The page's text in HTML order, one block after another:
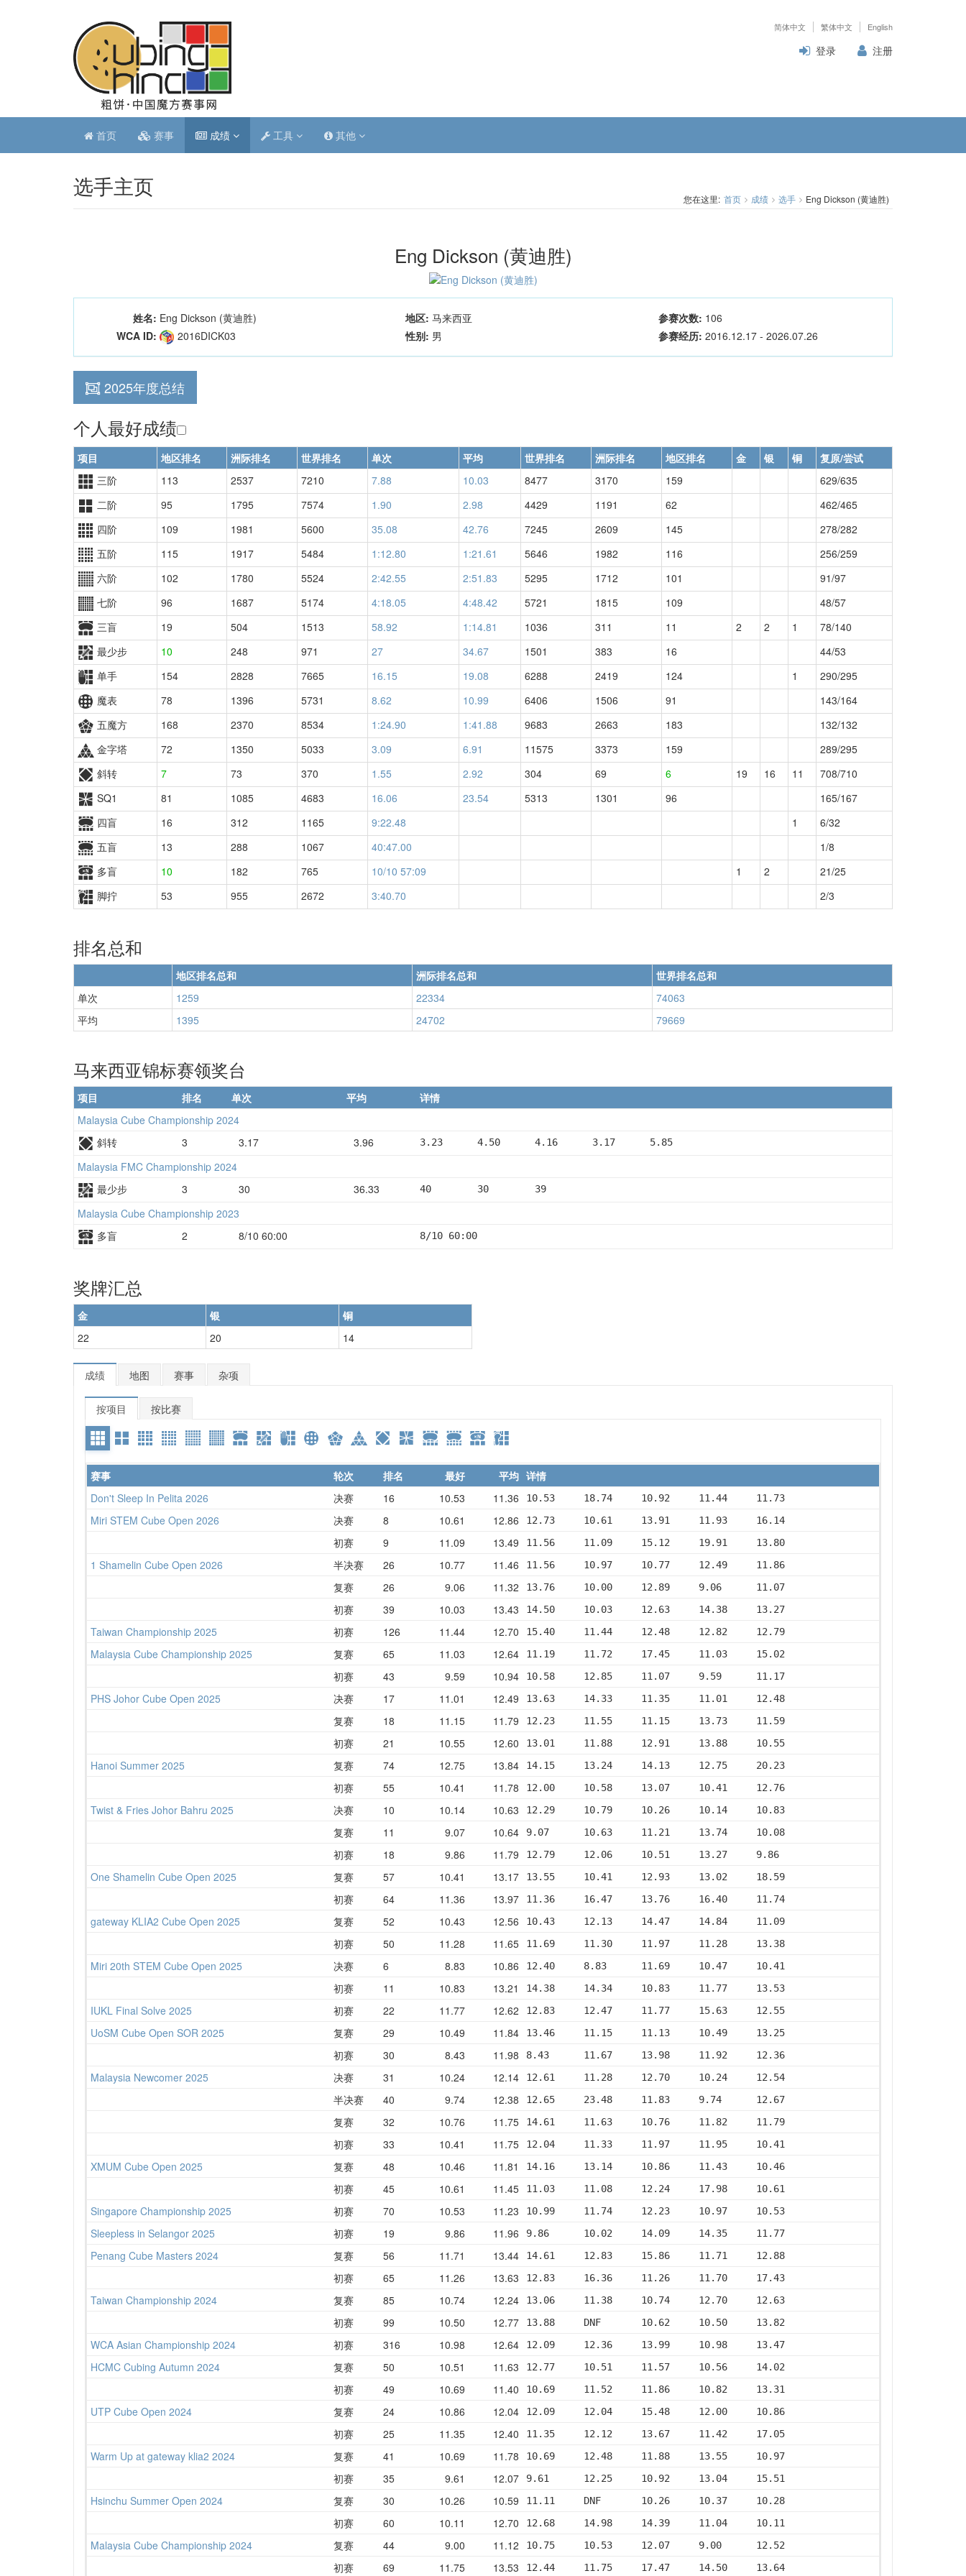
简体中文 繁体中文 English
登录 注册
首页 赛事 成绩 工具 其他
选手主页 您在这里: 首页 成绩 选手 Eng Dickson (黄迪胜)
Eng Dickson (黄迪胜)
姓名: Eng Dickson (黄迪胜) 地区: 马来西亚 参赛次数: 106
WCA ID:
2016DICK03 性别: 男 参赛经历: 2016.12.17 - 2026.07.26
2025年度总结
个人最好成绩
项目 地区排名 洲际排名 世界排名 单次 平均 世界排名 洲际排名 地区排名 金 银 铜
复原/尝试
三阶
113 2537 7210 7.88 10.03 8477 3170 159
629/635
二阶
95 1795 7574 1.90 2.98 4429 1191 62
462/465
四阶
109 1981 5600 35.08 42.76 7245 2609 145
278/282
五阶
115 1917 5484 1:12.80 1:21.61 5646 1982 116
256/259
六阶
102 1780 5524 2:42.55 2:51.83 5295 1712 101
91/97
七阶
96 1687 5174 4:18.05 4:48.42 5721 1815 109
48/57
三盲
19 504 1513 58.92 1:14.81 1036 311 11 2 2 1
78/140
最少步
10 248 971 27 34.67 1501 383 16
44/53
单手
154 2828 7665 16.15 19.08 6288 2419 124 1
290/295
魔表
78 1396 5731 8.62 10.99 6406 1506 91
143/164
五魔方
168 2370 8534 1:24.90 1:41.88 9683 2663 183
132/132
金字塔
72 1350 5033 3.09 6.91 11575 3373 159
289/295
斜转
7 73 370 1.55 2.92 304 69 6 19 16 11
708/710
SQ1
81 1085 4683 16.06 23.54 5313 1301 96
165/167
四盲
16 312 1165 9:22.48 1
6/32
五盲
13 288 1067 40:47.00
1/8
多盲
10 182 765 10/10 57:09 1 2
21/25
脚拧
53 955 2672 3:40.70 2/3
排名总和
地区排名总和 洲际排名总和
世界排名总和
单次
1259 22334
74063
平均
1395 24702 79669
马来西亚锦标赛领奖台
项目 排名 单次 平均
详情
Malaysia Cube Championship 2024
斜转
3 3.17 3.96 3.23      4.50      4.16      3.17      5.85
Malaysia FMC Championship 2024
最少步
3 30 36.33 40        30        39
Malaysia Cube Championship 2023
多盲
2 8/10 60:00 8/10 60:00
奖牌汇总
金 银
铜
22
20 14
成绩 地图 赛事 杂项
按项目 按比赛
赛事 轮次 排名 最好 平均 详情
Don't Sleep In Pelita 2026
决赛 16 10.53 11.36 10.53     18.74     10.92     11.44     11.73
Miri STEM Cube Open 2026 决赛 8 10.61 12.86 12.73     10.61     13.91     11.93     16.14
初赛 9 11.09 13.49 11.56     11.09     15.12     19.91     13.80
1 Shamelin Cube Open 2026 半决赛 26 10.77 11.46 11.56     10.97     10.77     12.49     11.86
复赛 26 9.06 11.32 13.76     10.00     12.89     9.06      11.07
初赛 39 10.03 13.43 14.50     10.03     12.63     14.38     13.27
Taiwan Championship 2025 初赛 126 11.44 12.70 15.40     11.44     12.48     12.82     12.79
Malaysia Cube Championship 2025 复赛 65 11.03 12.64 11.19     11.72     17.45     11.03     15.02
初赛 43 9.59 10.94 10.58     12.85     11.07     9.59      11.17
PHS Johor Cube Open 2025 决赛 17 11.01 12.49 13.63     14.33     11.35     11.01     12.48
复赛 18 11.15 11.79 12.23     11.55     11.15     13.73     11.59
初赛 21 10.55 12.60 13.01     11.88     12.91     13.88     10.55
Hanoi Summer 2025 复赛 74 12.75 13.84 14.15     13.24     14.13     12.75     20.23
初赛 55 10.41 11.78 12.00     10.58     13.07     10.41     12.76
Twist & Fries Johor Bahru 2025 决赛 10 10.14 10.63 12.29     10.79     10.26     10.14     10.83
复赛 11 9.07 10.64 9.07      10.63     11.21     13.74     10.08
初赛 18 9.86 11.79 12.79     12.06     10.51     13.27     9.86
One Shamelin Cube Open 2025 复赛 57 10.41 13.17 13.55     10.41     12.93     13.02     18.59
初赛 64 11.36 13.97 11.36     16.47     13.76     16.40     11.74
gateway KLIA2 Cube Open 2025 复赛 52 10.43 12.56 10.43     12.13     14.47     14.84     11.09
初赛 50 11.28 11.65 11.69     11.30     11.97     11.28     13.38
Miri 20th STEM Cube Open 2025 决赛 6 8.83 10.86 12.40     8.83      11.69     10.47     10.41
初赛 11 10.83 13.21 14.38     14.34     10.83     11.77     13.53
IUKL Final Solve 2025 初赛 22 11.77 12.62 12.83     12.47     11.77     15.63     12.55
UoSM Cube Open SOR 2025 复赛 29 10.49 11.84 13.46     11.15     11.13     10.49     13.25
初赛 30 8.43 11.98 8.43      11.67     13.98     11.92     12.36
Malaysia Newcomer 2025 决赛 31 10.24 12.14 12.61     11.28     12.70     10.24     12.54
半决赛 40 9.74 12.38 12.65     23.48     11.83     9.74      12.67
复赛 32 10.76 11.75 14.61     11.63     10.76     11.82     11.79
初赛 33 10.41 11.75 12.04     11.33     11.97     11.95     10.41
XMUM Cube Open 2025 复赛 48 10.46 11.81 14.16     13.14     10.86     11.43     10.46
初赛 45 10.61 11.45 11.03     11.08     12.24     17.98     10.61
Singapore Championship 2025 初赛 70 10.53 11.23 10.99     11.74     12.23     10.97     10.53
Sleepless in Selangor 2025 初赛 19 9.86 11.96 9.86      10.02     14.09     14.35     11.77
Penang Cube Masters 2024 复赛 56 11.71 13.44 14.61     12.83     15.86     11.71     12.88
初赛 65 11.26 13.63 12.83     16.36     11.26     11.70     17.43
Taiwan Championship 2024 复赛 85 10.74 12.24 13.06     11.38     10.74     12.70     12.63
初赛 99 10.50 12.77 13.88     DNF       10.62     10.50     13.82
WCA Asian Championship 2024 初赛 316 10.98 12.64 12.09     12.36     13.99     10.98     13.47
HCMC Cubing Autumn 2024 复赛 50 10.51 11.63 12.77     10.51     11.57     10.56     14.02
初赛 49 10.69 11.40 10.69     11.52     11.86     10.82     13.31
UTP Cube Open 2024 复赛 24 10.86 12.04 12.09     12.04     15.48     12.00     10.86
初赛 25 11.35 12.40 11.35     12.12     13.67     11.42     17.05
Warm Up at gateway klia2 2024 复赛 41 10.69 11.78 10.69     12.48     11.88     13.55     10.97
初赛 35 9.61 12.07 9.61      12.25     10.92     13.04     15.51
Hsinchu Summer Open 2024 复赛 30 10.26 10.59 11.11     DNF       10.26     10.37     10.28
初赛 60 10.11 12.70 12.68     14.98     14.39     11.04     10.11
Malaysia Cube Championship 2024 复赛 44 9.00 11.12 10.75     10.53     12.07     9.00      12.52
初赛 69 11.75 13.53 12.44     11.75     17.47     14.50     13.64